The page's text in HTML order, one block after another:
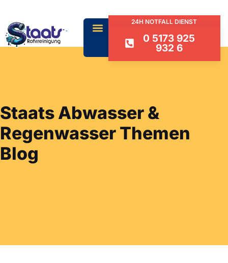
24H NOTFALL DIENST
0 5173 925
932 6
Staats Abwasser &
Regenwasser Themen
Blog